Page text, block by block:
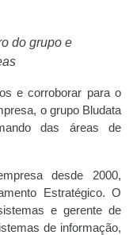
do grupo e
e corroborar para o
o grupo Bludata
das áreas de
desde 2000,
Estratégico. O
e gerente de
de informação,